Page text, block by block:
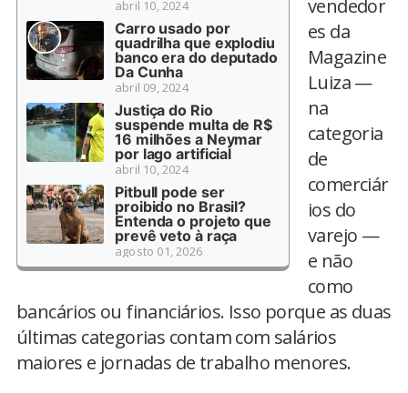
abril 10, 2024
Carro usado por
quadrilha que explodiu
banco era do deputado
Da Cunha
abril 09, 2024
Justiça do Rio
suspende multa de R$
16 milhões a Neymar
por lago artificial
abril 10, 2024
Pitbull pode ser
proibido no Brasil?
Entenda o projeto que
prevê veto à raça
agosto 01, 2026
vendedor
es da
Magazine
Luiza —
na
categoria
de
comerciár
ios do
varejo —
e não
como
bancários ou financiários. Isso porque as duas
últimas categorias contam com salários
maiores e jornadas de trabalho menores.